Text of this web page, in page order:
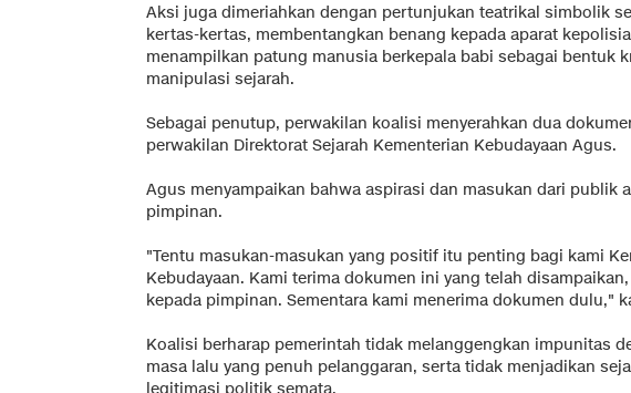
Aksi juga dimeriahkan dengan pertunjukan teatrikal simbolik
kertas-kertas, membentangkan benang kepada aparat
menampilkan patung manusia berkepala babi sebagai bentuk
manipulasi sejarah.
Sebagai penutup, perwakilan koalisi menyerahkan dua
perwakilan Direktorat Sejarah Kementerian Kebudayaan Agus.
Agus menyampaikan bahwa aspirasi dan masukan dari publik
pimpinan.
"Tentu masukan-masukan yang positif itu penting bagi kami
Kebudayaan. Kami terima dokumen ini yang telah
kepada pimpinan. Sementara kami menerima dokumen dulu,"
Koalisi berharap pemerintah tidak melanggengkan impunitas
masa lalu yang penuh pelanggaran, serta tidak menjadikan
legitimasi politik semata.